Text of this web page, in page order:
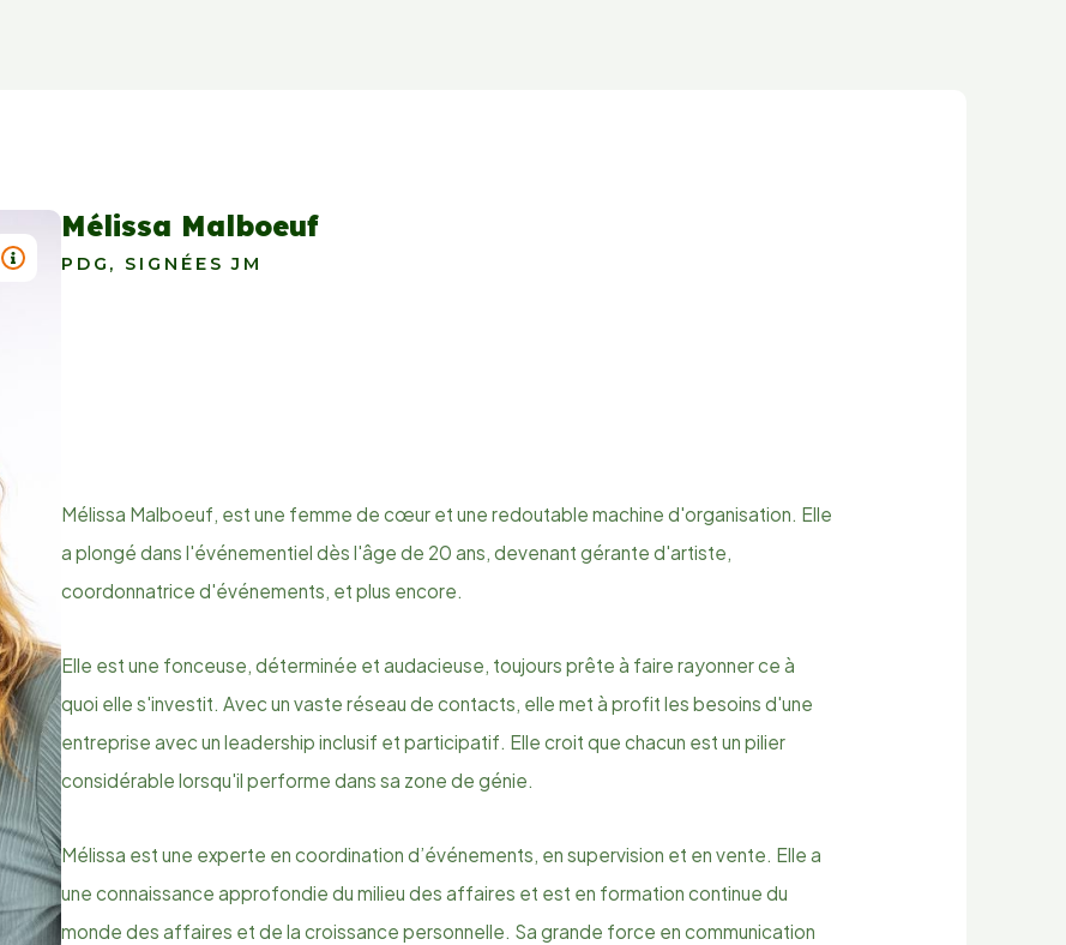
TITRE : MÉLISSA MALBOEUF
Mélissa Malboeuf
PDG, SIGNÉES JM
Mélissa Malboeuf, est une femme de cœur et une redoutable machine d'organisation. Elle
a plongé dans l'événementiel dès l'âge de 20 ans, devenant gérante d'artiste,
coordonnatrice d'événements, et plus encore.
Elle est une fonceuse, déterminée et audacieuse, toujours prête à faire rayonner ce à
quoi elle s'investit. Avec un vaste réseau de contacts, elle met à profit les besoins d'une
entreprise avec un leadership inclusif et participatif. Elle croit que chacun est un pilier
considérable lorsqu'il performe dans sa zone de génie.
Mélissa est une experte en coordination d’événements, en supervision et en vente. Elle a
une connaissance approfondie du milieu des affaires et est en formation continue du
monde des affaires et de la croissance personnelle. Sa grande force en communication